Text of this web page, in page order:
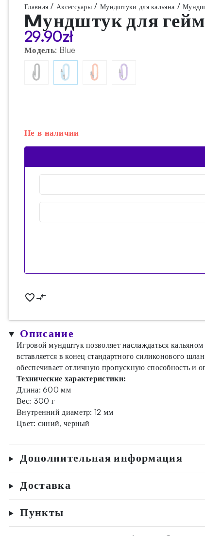
Главная / Аксессуары / Мундштуки для кальяна /
Mундштук для
29.90zł
Модель: Blue
Не в наличии
Описание
Игровой мундштук позволяет наслаждаться
вставляется в конец стандартного силиконового
обеспечивает отличную пропускную способность и
Технические характеристики:
Длина: 600 мм
Вес: 300 г
Внутренний диаметр: 12 мм
Цвет: синий, черный
Дополнительная информация
Доставка
Пункты